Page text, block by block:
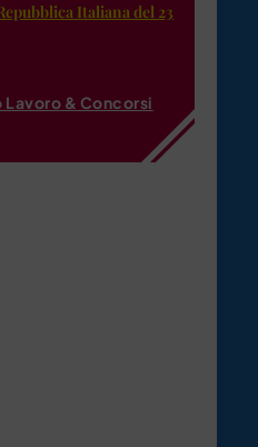
Italiana del 23
& Concorsi